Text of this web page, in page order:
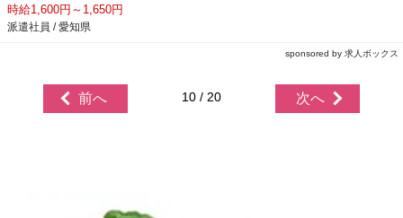
時給1,600円～1,650円
派遣社員 / 愛知県
sponsored by 求人ボックス
前へ 10 / 20 次へ